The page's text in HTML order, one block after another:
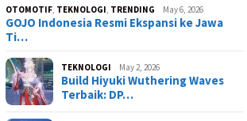
OTOMOTIF, TEKNOLOGI, TRENDING May 6, 2026
GOJO Indonesia Resmi Ekspansi ke Jawa
Ti…
TEKNOLOGI May 2, 2026
Build Hiyuki Wuthering Waves
Terbaik: DP…